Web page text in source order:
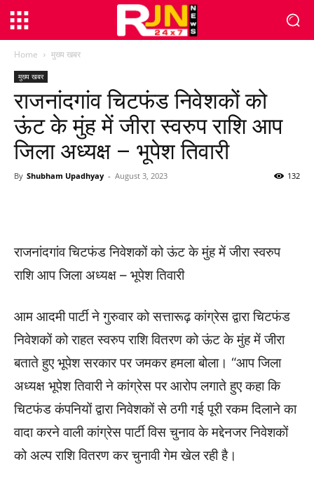
Home मुख्य खबर
मुख्य खबर
राजनांदगांव चिटफंड निवेशकों को
ऊंट के मुंह में जीरा स्वरुप राशि आप
जिला अध्यक्ष – भूपेश तिवारी
By Shubham Upadhyay - August 3, 2023 132
राजनांदगांव चिटफंड निवेशकों को ऊंट के मुंह में जीरा स्वरुप
राशि आप जिला अध्यक्ष – भूपेश तिवारी
आम आदमी पार्टी ने गुरुवार को सत्तारूढ़ कांग्रेस द्वारा चिटफंड
निवेशकों को राहत स्वरुप राशि वितरण को ऊंट के मुंह में जीरा
बताते हुए भूपेश सरकार पर जमकर हमला बोला। “आप जिला
अध्यक्ष भूपेश तिवारी ने कांग्रेस पर आरोप लगाते हुए कहा कि
चिटफंड कंपनियों द्वारा निवेशकों से ठगी गई पूरी रकम दिलाने का
वादा करने वाली कांग्रेस पार्टी विस चुनाव के मद्देनजर निवेशकों
को अल्प राशि वितरण कर चुनावी गेम खेल रही है।